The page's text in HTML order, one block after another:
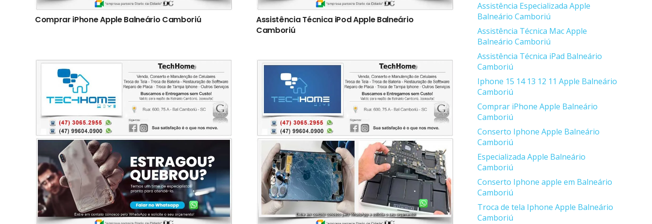
Comprar iPhone Apple Balneário Camboriú
Assistência Técnica iPod Apple Balneário
Camboriú
Assistência Especializada Apple
Balneário Camboriú
Assistência Técnica Mac Apple
Balneário Camboriú
Assistência Técnica iPad Balneário
Camboriú
Iphone 15 14 13 12 11 Apple Balneário
Camboriú
Comprar iPhone Apple Balneário
Camboriú
Conserto Iphone Apple Balneário
Camboriú
Especializada Apple Balneário
Camboriú
Conserto Iphone apple em Balneário
Camboriú
Troca de tela Iphone Apple Balneário
Camboriú